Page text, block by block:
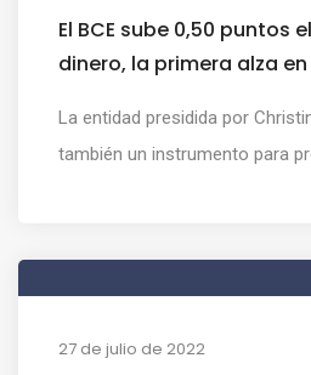
El BCE sube 0,50 puntos
dinero, la primera alza en
La entidad presidida por
también un instrumento para
27 de julio de 2022